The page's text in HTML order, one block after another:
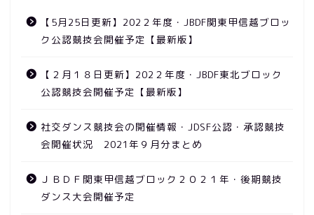
【5月25日更新】202２年度・JBDF関東甲信越ブロッ
ク公認競技会開催予定【最新版】
【２月１８日更新】202２年度・JBDF東北ブロック
公認競技会開催予定【最新版】
社交ダンス競技会の開催情報・JDSF公認・承認競技
会開催状況 2021年９月分まとめ
ＪＢＤＦ関東甲信越ブロック２０２１年・後期競技
ダンス大会開催予定
競技会